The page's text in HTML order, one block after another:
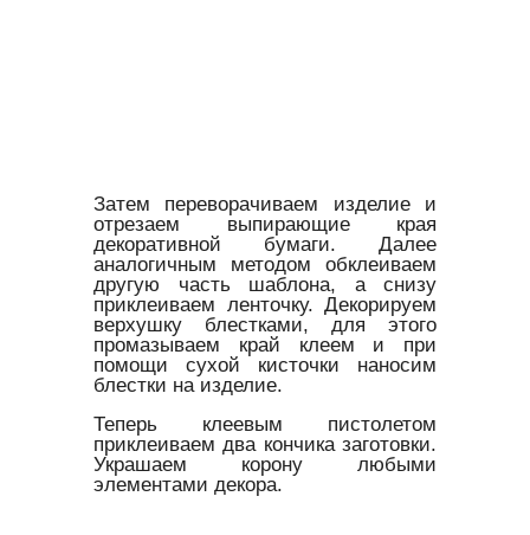
Затем переворачиваем изделие и
отрезаем выпирающие края
декоративной бумаги. Далее
аналогичным методом обклеиваем
другую часть шаблона, а снизу
приклеиваем ленточку. Декорируем
верхушку блестками, для этого
промазываем край клеем и при
помощи сухой кисточки наносим
блестки на изделие.
Теперь клеевым пистолетом
приклеиваем два кончика заготовки.
Украшаем корону любыми
элементами декора.